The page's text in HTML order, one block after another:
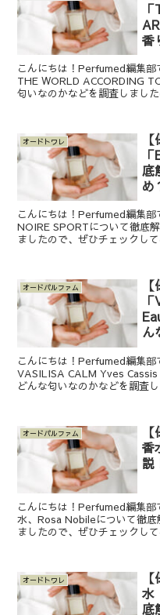
香
こんにちは！Perfumed編集部
THE WORLD ACCORDING
匂いなのかなどを調査しまし
オードトワレ
底
め
こんにちは！Perfumed編集部
NOIRE SPORTについて徹底
ましたので、ぜひチェックし
オードパルファム
ん
こんにちは！Perfumed編集部
VASILISA CALM Yves Cassis
どんな匂いなのかなどを調査
オードパルファム
香
説
こんにちは！Perfumed編集
水、Rosa Nobileについて徹底
ましたので、ぜひチェックし
オードトワレ
水
底